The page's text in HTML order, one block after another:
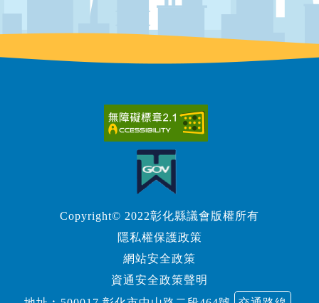
Copyright© 2022彰化縣議會版權所有
隱私權保護政策
網站安全政策
資通安全政策聲明